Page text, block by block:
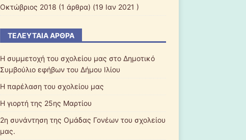
Οκτώβριος 2018 (1 άρθρα) (19 Ιαν 2021 )
ΤΕΛΕΥΤΑΊΑ ΆΡΘΡΑ
Η συμμετοχή του σχολείου μας στο Δημοτικό
Συμβούλιο εφήβων του Δήμου Ιλίου
Η παρέλαση του σχολείου μας
Η γιορτή της 25ης Μαρτίου
2η συνάντηση της Ομάδας Γονέων του σχολείου
μας.